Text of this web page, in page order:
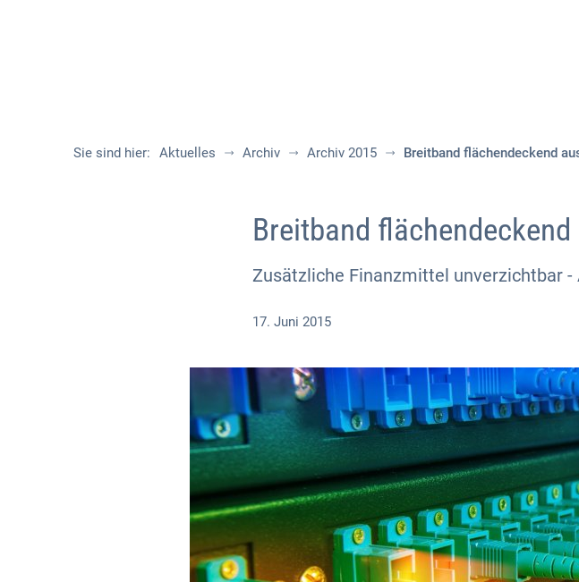
Sie sind hier: Aktuelles Archiv Archiv 2015 Breitband flächendeckend
Breitband flächendeckend
Zusätzliche Finanzmittel unverzichtbar
17. Juni 2015